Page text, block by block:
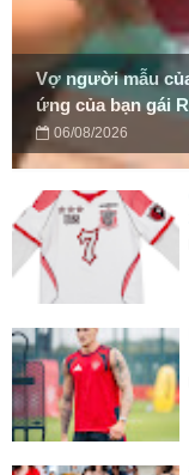
Vợ người mẫu
ứng của bạn gái
06/08/2026